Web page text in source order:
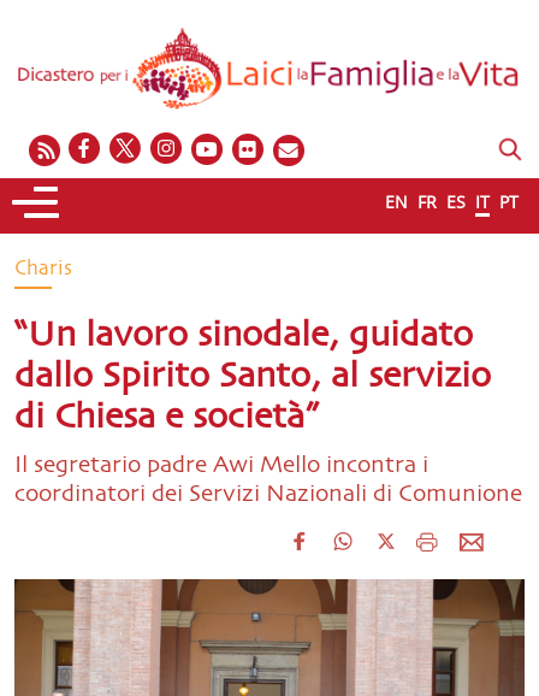
EN FR ES IT PT
Charis
“Un lavoro sinodale, guidato
dallo Spirito Santo, al servizio
di Chiesa e società”
Il segretario padre Awi Mello incontra i
coordinatori dei Servizi Nazionali di Comunione